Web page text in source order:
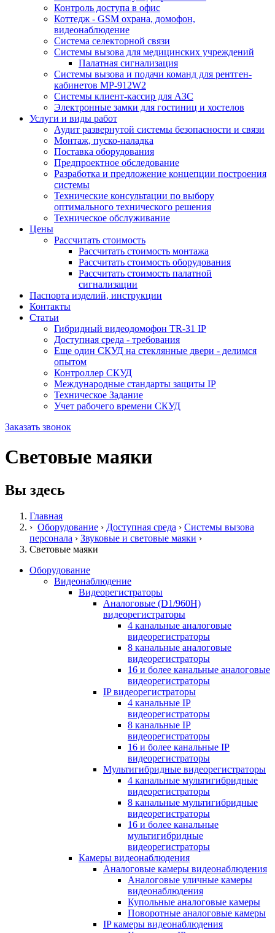
Контроль доступа в офис
Коттедж - GSM охрана, домофон,
видеонаблюдение
Система селекторной связи
Системы вызова для медицинских учреждений
Палатная сигнализация
Системы вызова и подачи команд для рентген-
кабинетов MP-912W2
Системы клиент-кассир для АЗС
Электронные замки для гостиниц и хостелов
Услуги и виды работ
Аудит развернутой системы безопасности и связи
Монтаж, пуско-наладка
Поставка оборудования
Предпроектное обследование
Разработка и предложение концепции построения
системы
Технические консультации по выбору
оптимального технического решения
Техническое обслуживание
Цены
Рассчитать стоимость
Рассчитать стоимость монтажа
Рассчитать стоимость оборудования
Рассчитать стоимость палатной
сигнализации
Паспорта изделий, инструкции
Контакты
Статьи
Гибридный видеодомофон TR-31 IP
Доступная среда - требования
Еще один СКУД на стеклянные двери - делимся
опытом
Контроллер СКУД
Международные стандарты защиты IP
Техническое Задание
Учет рабочего времени СКУД
Заказать звонок
Световые маяки
Вы здесь
Главная
› Оборудование › Доступная среда › Системы вызова
персонала › Звуковые и световые маяки ›
Световые маяки
Оборудование
Видеонаблюдение
Видеорегистраторы
Аналоговые (D1/960H)
видеорегистраторы
4 канальные аналоговые
видеорегистраторы
8 канальные аналоговые
видеорегистраторы
16 и более канальные аналоговые
видеорегистраторы
IP видеорегистраторы
4 канальные IP
видеорегистраторы
8 канальные IP
видеорегистраторы
16 и более канальные IP
видеорегистраторы
Мультигибридные видеорегистраторы
4 канальные мультигибридные
видеорегистраторы
8 канальные мультигибридные
видеорегистраторы
16 и более канальные
мультигибридные
видеорегистраторы
Камеры видеонаблюдения
Аналоговые камеры видеонаблюдения
Аналоговые уличные камеры
видеонаблюдения
Купольные аналоговые камеры
Поворотные аналоговые камеры
IP камеры видеонаблюдения